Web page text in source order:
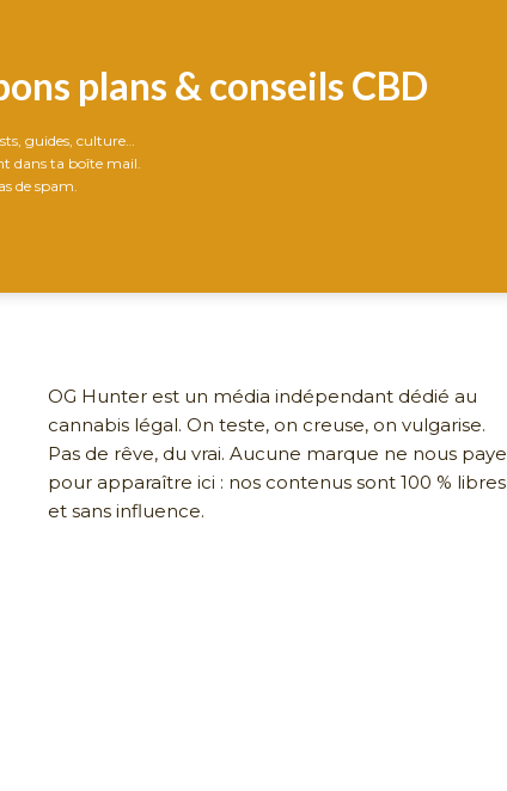
plans & conseils CBD
guides, culture…
dans ta boîte mail.
de spam.
OG Hunter est un média indépendant dédié au
cannabis légal. On teste, on creuse, on vulgarise.
Pas de rêve, du vrai. Aucune marque ne nous paye
pour apparaître ici : nos contenus sont 100 % libres
et sans influence.